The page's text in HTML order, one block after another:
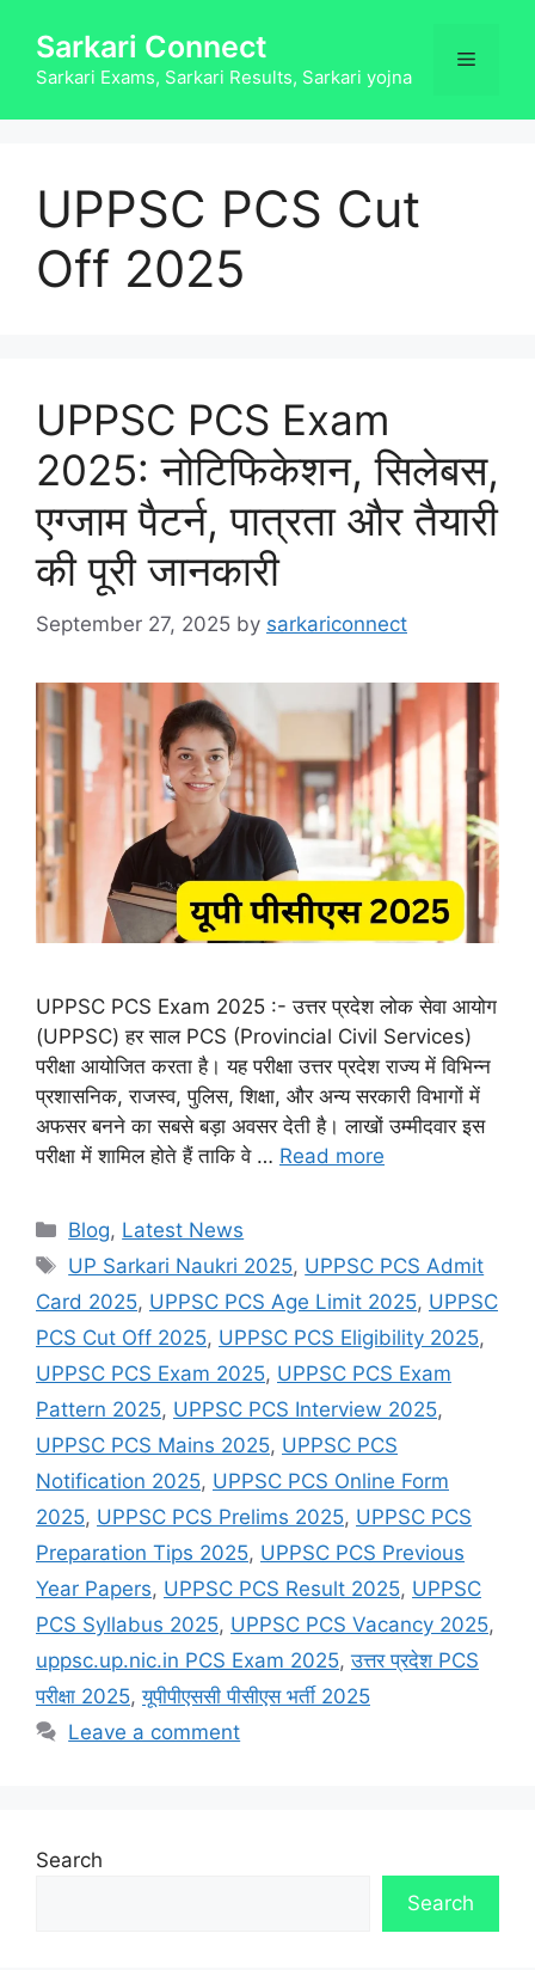
content
Sarkari Connect
Sarkari Exams, Sarkari Results, Sarkari yojna
Menu
UPPSC PCS Cut
Off 2025
UPPSC PCS Exam
2025: नोटिफिकेशन, सिलेबस,
एग्जाम पैटर्न, पात्रता और तैयारी
की पूरी जानकारी
September 27, 2025 by sarkariconnect
UPPSC PCS Exam 2025 :- उत्तर प्रदेश लोक सेवा आयोग
(UPPSC) हर साल PCS (Provincial Civil Services)
परीक्षा आयोजित करता है। यह परीक्षा उत्तर प्रदेश राज्य में विभिन्न
प्रशासनिक, राजस्व, पुलिस, शिक्षा, और अन्य सरकारी विभागों में
अफसर बनने का सबसे बड़ा अवसर देती है। लाखों उम्मीदवार इस
परीक्षा में शामिल होते हैं ताकि वे … Read more
Categories
Blog, Latest News
Tags
UP Sarkari Naukri 2025, UPPSC PCS Admit
Card 2025, UPPSC PCS Age Limit 2025, UPPSC
PCS Cut Off 2025, UPPSC PCS Eligibility 2025,
UPPSC PCS Exam 2025, UPPSC PCS Exam
Pattern 2025, UPPSC PCS Interview 2025,
UPPSC PCS Mains 2025, UPPSC PCS
Notification 2025, UPPSC PCS Online Form
2025, UPPSC PCS Prelims 2025, UPPSC PCS
Preparation Tips 2025, UPPSC PCS Previous
Year Papers, UPPSC PCS Result 2025, UPPSC
PCS Syllabus 2025, UPPSC PCS Vacancy 2025,
uppsc.up.nic.in PCS Exam 2025,उत्तर प्रदेश PCS
परीक्षा 2025,यूपीपीएससी पीसीएस भर्ती 2025
Leave a comment
Search
Search